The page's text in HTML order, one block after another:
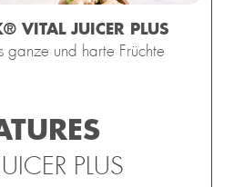
VITAL JUICER PLUS
ganze und harte Früchte
PLUS